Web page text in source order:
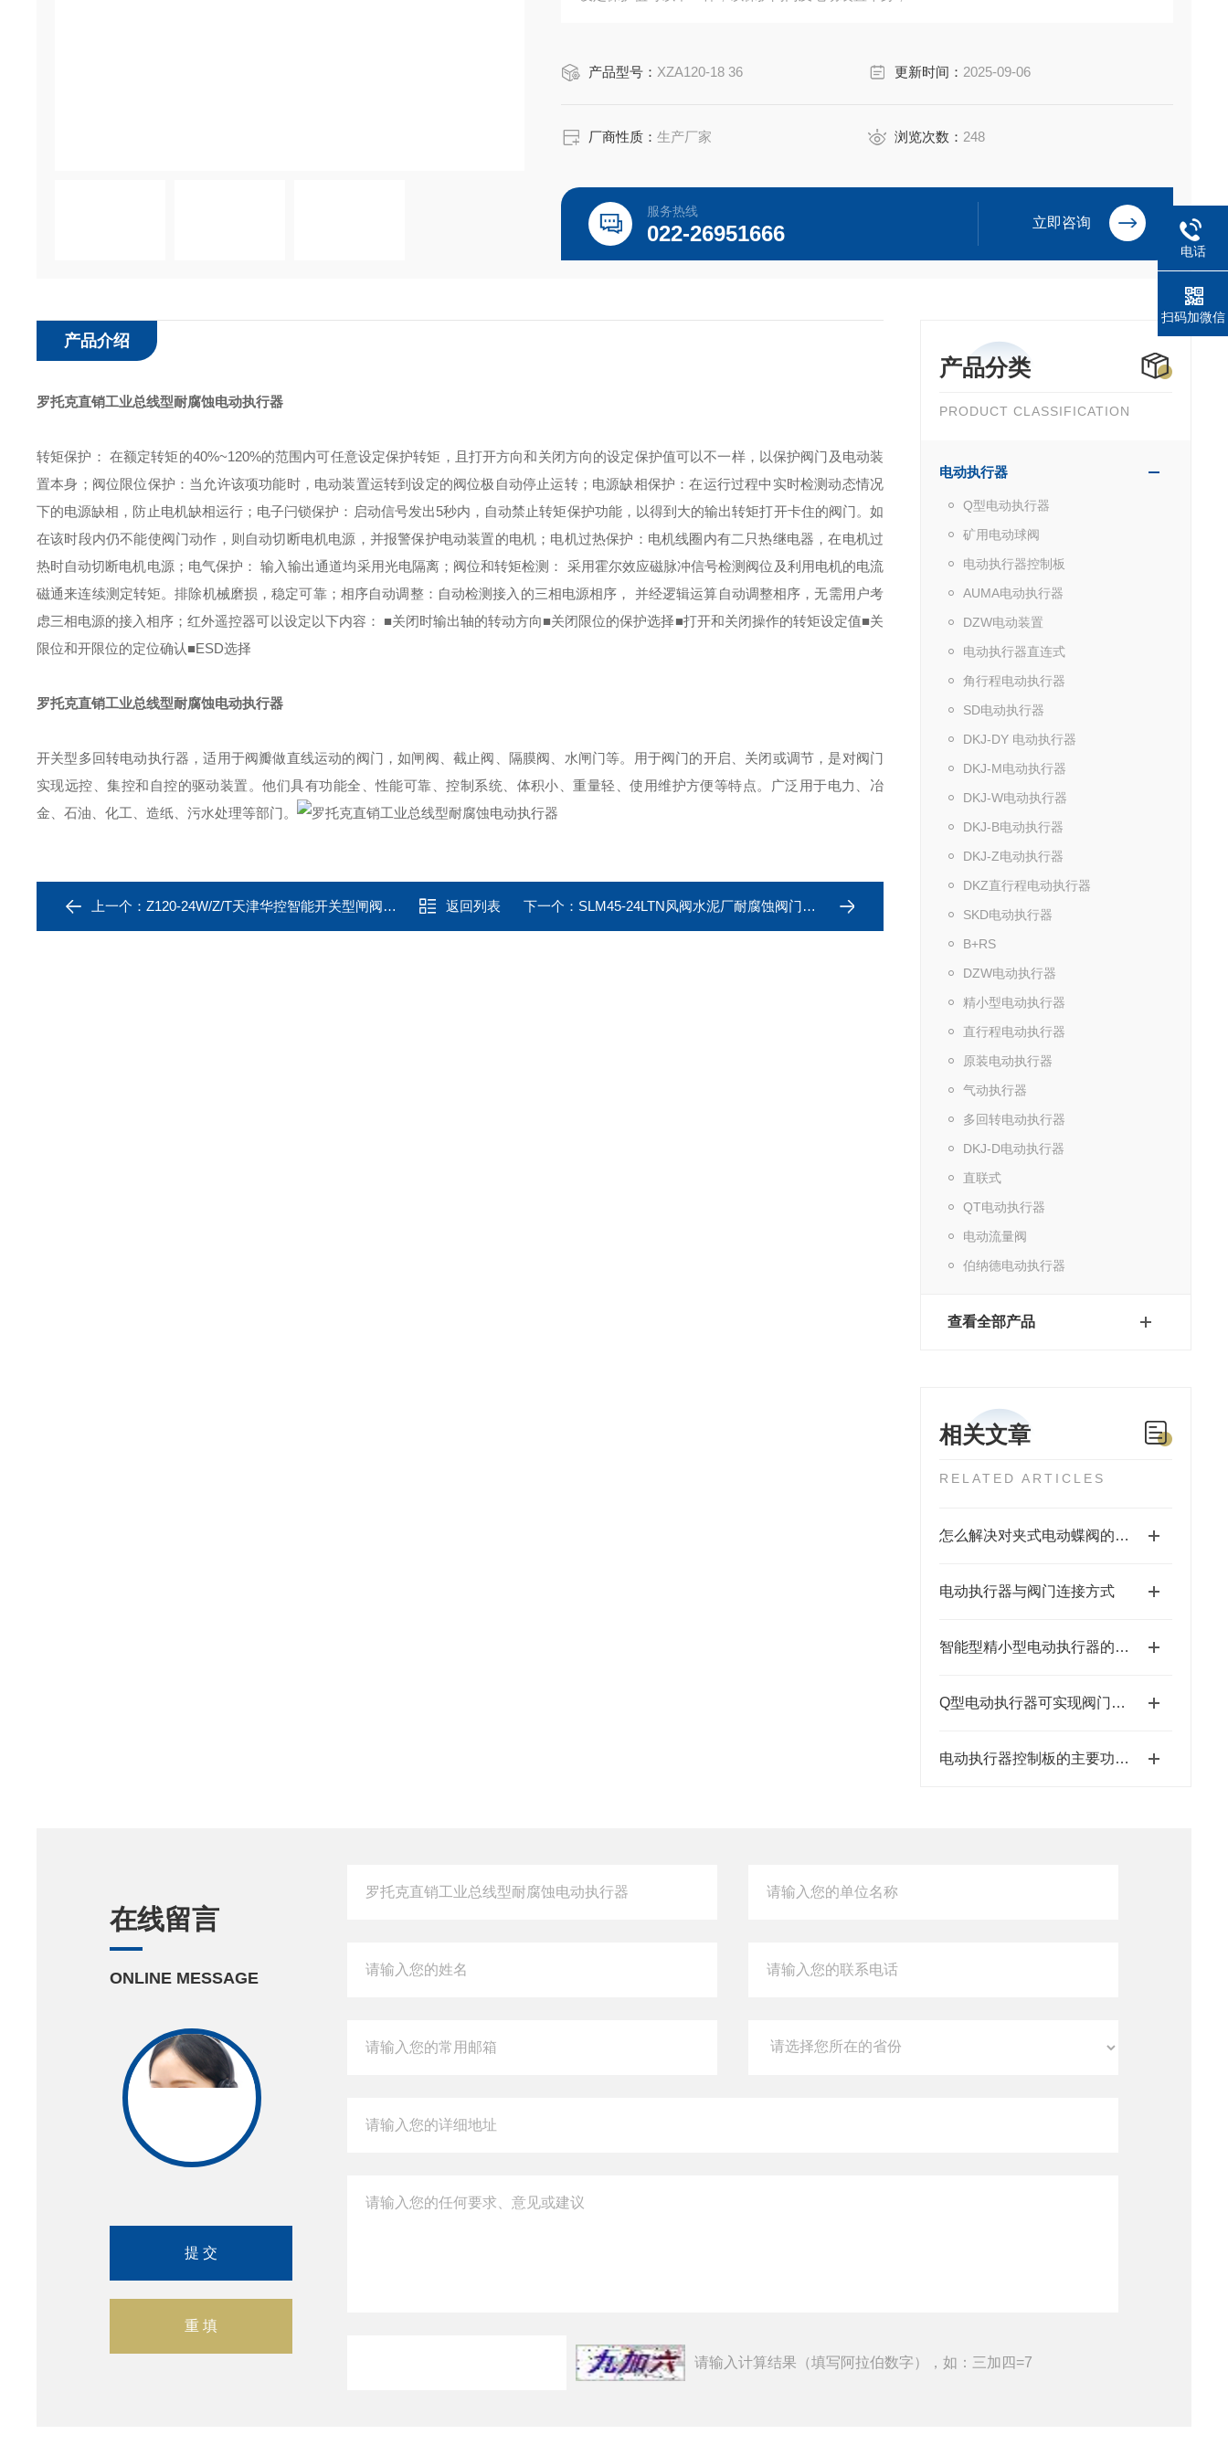
产品型号： XZA120-18 36 更新时间： 2025-09-06
厂商性质：生产厂家 浏览次数： 248
服务热线
022-26951666 立即咨询
产品分类
PRODUCT CLASSIFICATION
电动执行器
Q型电动执行器
矿用电动球阀
电动执行器控制板
AUMA电动执行器
DZW电动装置
电动执行器直连式
角行程电动执行器
SD电动执行器
DKJ-DY 电动执行器
DKJ-M电动执行器
DKJ-W电动执行器
DKJ-B电动执行器
DKJ-Z电动执行器
DKZ直行程电动执行器
SKD电动执行器
B+RS
DZW电动执行器
精小型电动执行器
直行程电动执行器
原装电动执行器
气动执行器
多回转电动执行器
DKJ-D电动执行器
直联式
QT电动执行器
电动流量阀
伯纳德电动执行器
查看全部产品
相关文章
RELATED ARTICLES
怎么解决对夹式电动蝶阀的故障问题
电动执行器与阀门连接方式
智能型精小型电动执行器的特点
Q型电动执行器可实现阀门的自动开启和关闭
电动执行器控制板的主要功能是接收外部控制信号
产品介绍
罗托克直销工业总线型耐腐蚀电动执行器
转矩保护： 在额定转矩的40%~120%的范围内可任意设定保护转矩，且打开方向和关闭方向的设定保护值可以不一样，以保护阀门及电动装
置本身； 阀位限位保护：当允许该项功能时，电动装置运转到设定的阀位极自动停止运转； 电源缺相保护：在运行过程中实时检测动态情况
下的电源缺相，防止电机缺相运行； 电子闩锁保护：启动信号发出5秒内，自动禁止转矩保护功能，以得到大的输出转矩打开卡住的阀门。如
在该时段内仍不能使阀门动作，则自动切断电机电源，并报警保护电动装置的电机； 电机过热保护：电机线圈内有二只热继电器，在电机过
热时自动切断电机电源； 电气保护： 输入输出通道均采用光电隔离； 阀位和转矩检测： 采用霍尔效应磁脉冲信号检测阀位及利用电机的电流
磁通来连续测定转矩。排除机械磨损，稳定可靠； 相序自动调整：自动检测接入的三相电源相序， 并经逻辑运算自动调整相序，无需用户考
虑三相电源的接入相序；红外遥控器可以设定以下内容： ■关闭时输出轴的转动方向■关闭限位的保护选择■打开和关闭操作的转矩设定值■关
限位和开限位的定位确认■ESD选择
罗托克直销工业总线型耐腐蚀电动执行器
开关型多回转电动执行器，适用于阀瓣做直线运动的阀门，如闸阀、截止阀、隔膜阀、水闸门等。用于阀门的开启、关闭或调节，是对阀门
实现远控、集控和自控的驱动装置。他们具有功能全、性能可靠、控制系统、体积小、重量轻、使用维护方便等特点。广泛用于电力、冶
金、石油、化工、造纸、污水处理等部门。
上一个： Z120-24W/Z/T天津华控智能开关型闸阀电动执行器参数 返回列表 下一个： SLM45-24LTN风阀水泥厂耐腐蚀阀门电动执行器
在线留言
ONLINE MESSAGE
请输入计算结果（填写阿拉伯数字），如：三加四=7
电话
扫码加微信